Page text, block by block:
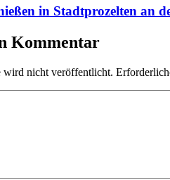
in Stadtprozelten an
Kommentar
wird nicht veröffentlicht.